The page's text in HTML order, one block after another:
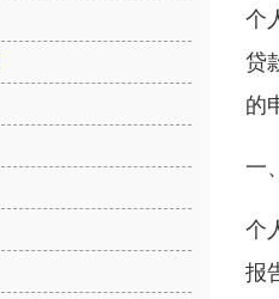
个
贷
的
一
个
报